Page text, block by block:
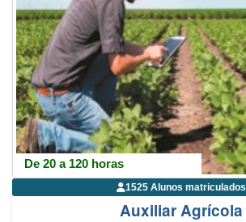
De 20 a 120 horas
1525 Alunos matriculados
Auxiliar Agrícola